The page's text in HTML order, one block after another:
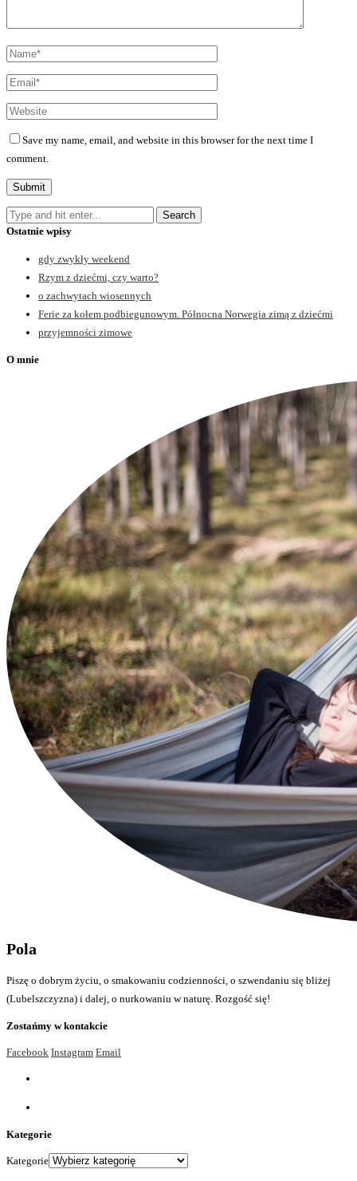
Save my name, email, and website in this browser for the next time I
comment.
Ostatnie wpisy
gdy zwykły weekend
Rzym z dziećmi, czy warto?
o zachwytach wiosennych
Ferie za kołem podbiegunowym. Północna Norwegia zimą z dziećmi
przyjemności zimowe
O mnie
Pola
Piszę o dobrym życiu, o smakowaniu codzienności, o szwendaniu się bliżej
(Lubelszczyzna) i dalej, o nurkowaniu w naturę. Rozgość się!
Zostańmy w kontakcie
Facebook Instagram Email
Kategorie
Kategorie